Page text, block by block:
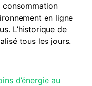
en ligne
L’historique de
tous les jours.
d’énergie au